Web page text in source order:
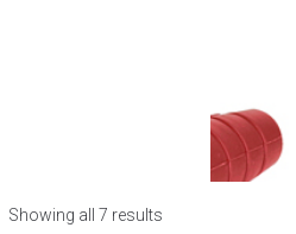
Showing all 7 results